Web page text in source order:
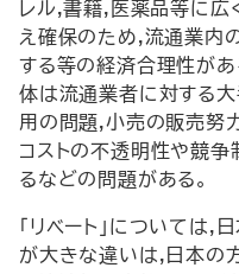
レル,書籍,医薬品等に広
え確保のため,流通業内
する等の経済合理性があ
体は流通業者に対する
用の問題,小売の販売努
コストの不透明性や競
るなどの問題がある。
「リベート」については
が大きな違いは,日本の